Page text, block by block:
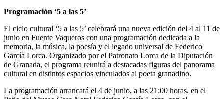
Programación ‘5 a las 5’
El ciclo cultural ‘5 a las 5’ celebrará una nueva edición del 4 al 11 de
junio en Fuente Vaqueros con una programación dedicada a la
memoria, la música, la poesía y el legado universal de Federico
García Lorca. Organizado por el Patronato Lorca de la Diputación
de Granada, el programa reunirá a destacadas figuras del panorama
cultural en distintos espacios vinculados al poeta granadino.
La programación arrancará el 4 de junio, a las 21:00 horas, en el